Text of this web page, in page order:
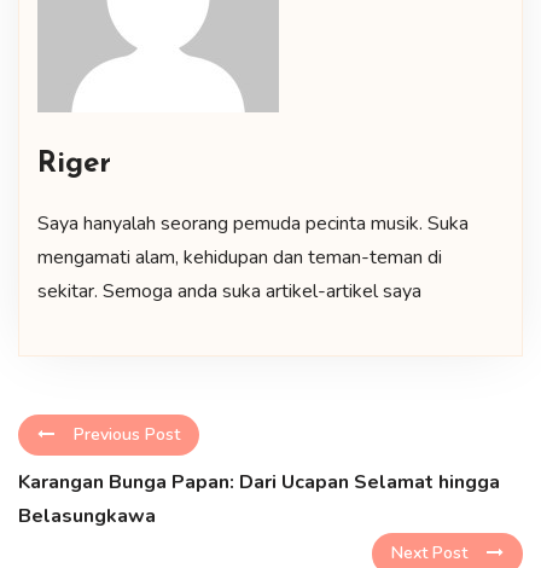
Riger
Saya hanyalah seorang pemuda pecinta musik. Suka
mengamati alam, kehidupan dan teman-teman di
sekitar. Semoga anda suka artikel-artikel saya
Previous Post
Karangan Bunga Papan: Dari Ucapan Selamat hingga
Belasungkawa
Next Post